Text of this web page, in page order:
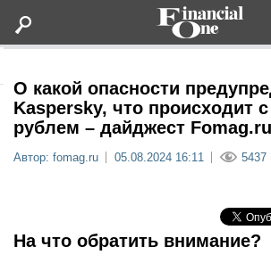
Статьи
О какой опасности
Kaspersky, что происходит
рублем – дайджест Fomag.ru
Автор: fomag.ru 05.08.2024 16:11 5437
На что обратить внимание?